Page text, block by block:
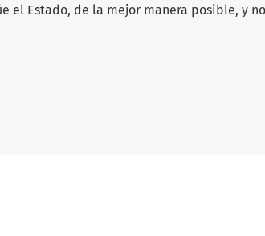
el Estado, de la mejor manera posible, y